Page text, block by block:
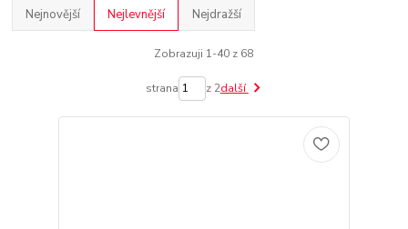
Nejnovější Nejlevnější Nejdražší
Zobrazuji 1-40 z 68
strana z 2další